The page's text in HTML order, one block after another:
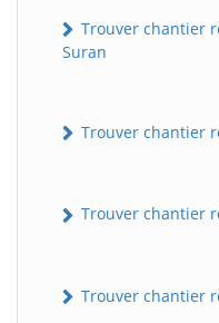
Trouver chantier
Suran
Trouver chantier
Trouver chantier
Trouver chantier